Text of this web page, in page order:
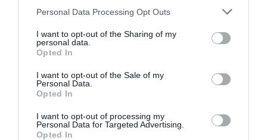
Personal Data Processing Opt Outs
I want to opt-out of the Sharing of my
personal data.
Opted In
I want to opt-out of the Sale of my
Personal Data.
Opted In
I want to opt-out of processing my
Personal Data for Targeted Advertising.
Opted In
ομώνυμης
παράστασης
Ισλαχανέ, μια
σκηνοθεσία
Νίκου Διαμαντή